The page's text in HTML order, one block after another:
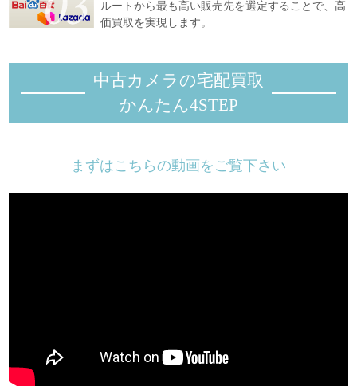
ルートから最も高い販売先を選定することで、高
価買取を実現します。
中古カメラの宅配買取
かんたん4STEP
まずはこちらの動画をご覧下さい